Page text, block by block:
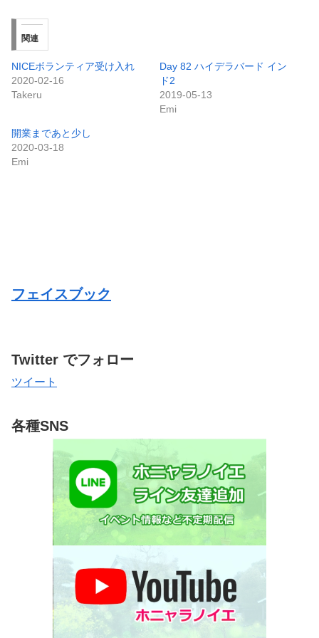
関連
NICEボランティア受け入れ
2020-02-16
Takeru
Day 82 ハイデラバード イン
ド2
2019-05-13
Emi
開業まであと少し
2020-03-18
Emi
フェイスブック
Twitter でフォロー
ツイート
各種SNS